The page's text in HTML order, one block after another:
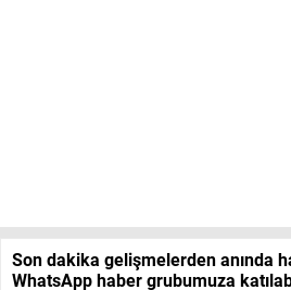
Son dakika gelişmelerden anında
WhatsApp haber grubumuza